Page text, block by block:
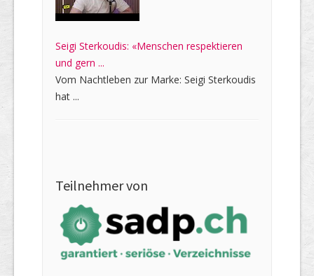
Seigi Sterkoudis: «Menschen respektieren
und gern ...
Vom Nachtleben zur Marke: Seigi Sterkoudis
hat ...
Teilnehmer von